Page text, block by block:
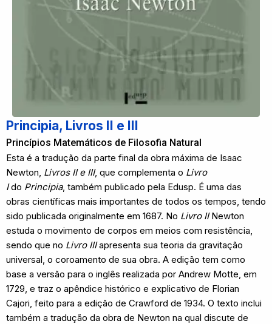
Principia, Livros II e III
Princípios Matemáticos de Filosofia Natural
Esta é a tradução da parte final da obra máxima de Isaac
Newton, Livros II e III, que complementa o Livro
Ido Principia, também publicado pela Edusp. É uma das
obras científicas mais importantes de todos os tempos, tendo
sido publicada originalmente em 1687. No Livro IINewton
estuda o movimento de corpos em meios com resistência,
sendo que no Livro IIIapresenta sua teoria da gravitação
universal, o coroamento de sua obra. A edição tem como
base a versão para o inglês realizada por Andrew Motte, em
1729, e traz o apêndice histórico e explicativo de Florian
Cajori, feito para a edição de Crawford de 1934. O texto inclui
também a tradução da obra de Newton na qual discute de